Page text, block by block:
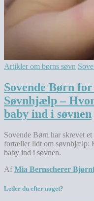
Artikler om børns søvn
Sovende Børn
Søvnhjælp –
baby ind i søvnen
Sovende Børn har skrevet
fortæller lidt om søvnhjælp:
baby ind i søvnen.
AfMia Bernscherer
Leder du efter noget?